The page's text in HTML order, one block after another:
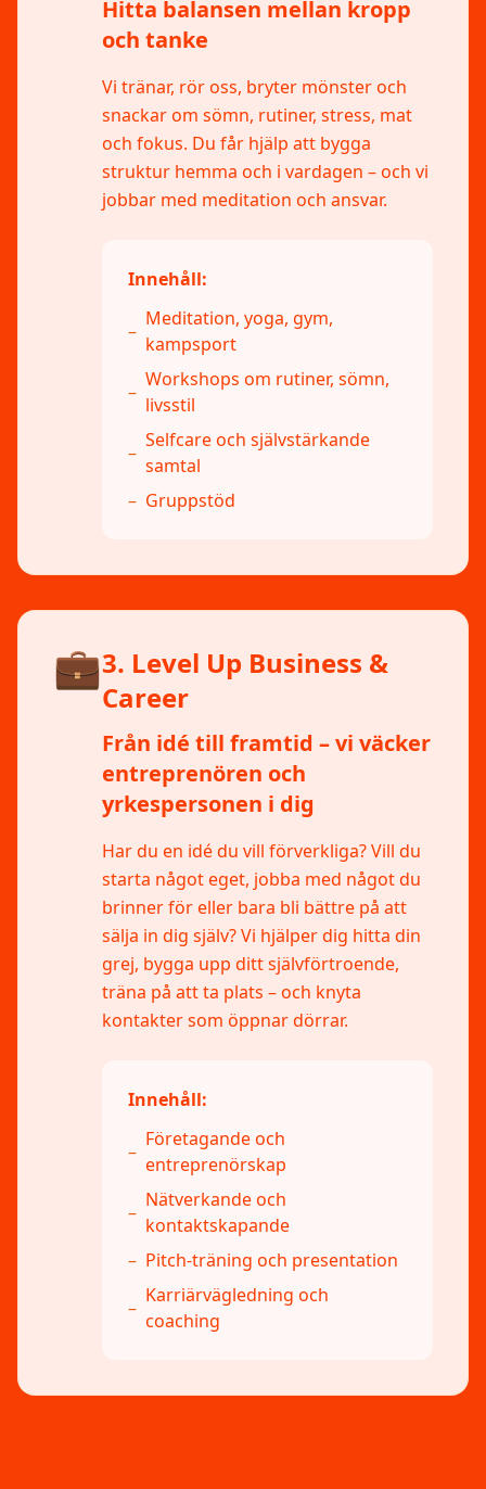
Hitta balansen mellan kropp
och tanke
Vi tränar, rör oss, bryter mönster och
snackar om sömn, rutiner, stress, mat
och fokus. Du får hjälp att bygga
struktur hemma och i vardagen – och vi
jobbar med meditation och ansvar.
Innehåll:
–
Meditation, yoga, gym,
kampsport
–
Workshops om rutiner, sömn,
livsstil
–
Selfcare och självstärkande
samtal
– Gruppstöd
💼3. Level Up Business &
Career
Från idé till framtid – vi väcker
entreprenören och
yrkespersonen i dig
Har du en idé du vill förverkliga? Vill du
starta något eget, jobba med något du
brinner för eller bara bli bättre på att
sälja in dig själv? Vi hjälper dig hitta din
grej, bygga upp ditt självförtroende,
träna på att ta plats – och knyta
kontakter som öppnar dörrar.
Innehåll:
–
Företagande och
entreprenörskap
–
Nätverkande och
kontaktskapande
– Pitch-träning och presentation
–
Karriärvägledning och
coaching